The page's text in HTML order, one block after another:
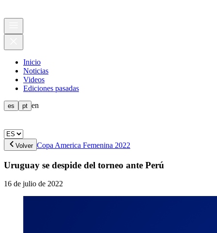
Inicio
Noticias
Videos
Ediciones pasadas
es pt en
Volver Copa America Femenina 2022
Uruguay se despide del torneo ante Perú
16 de julio de 2022